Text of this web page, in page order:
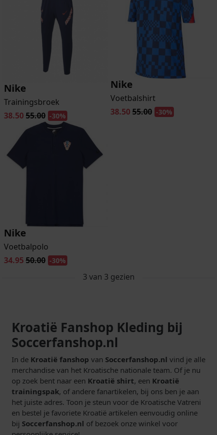
Nike
Trainingsbroek
38.5055.00 -30%
Nike
Voetbalshirt
38.5055.00 -30%
Nike
Voetbalpolo
34.95 50.00 -30%
3 van 3 gezien
Kroatië Fanshop Kleding bij
Soccerfanshop.nl
In de Kroatië fanshop van Soccerfanshop.nl vind je alle
merchandise van het Kroatische nationale team. Of je nu
op zoek bent naar een Kroatië shirt, een Kroatië
trainingspak, of andere fanartikelen, bij ons ben je aan
het juiste adres. Toon je steun voor de Kroatische Vatreni
en bestel je favoriete Kroatië artikelen eenvoudig online
bij Soccerfanshop.nl of bezoek onze winkel voor